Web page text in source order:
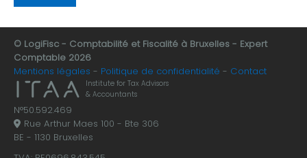
© LogiFisc - Comptabilité et Fiscalité à Bruxelles - Expert
Comptable 2026
Mentions légales
Politique de confidentialité Contact
Institute for Tax Advisors
& Accountants
N°50.592.469
Rue Arthur Maes 100 - Bte 306
BE - 1130 Bruxelles